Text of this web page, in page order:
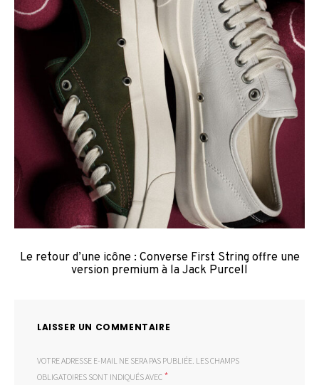
Le retour d’une icône : Converse First String offre une
version premium à la Jack Purcell
LAISSER UN COMMENTAIRE
VOTRE ADRESSE E-MAIL NE SERA PAS PUBLIÉE. LES CHAMPS
OBLIGATOIRES SONT INDIQUÉS AVEC *